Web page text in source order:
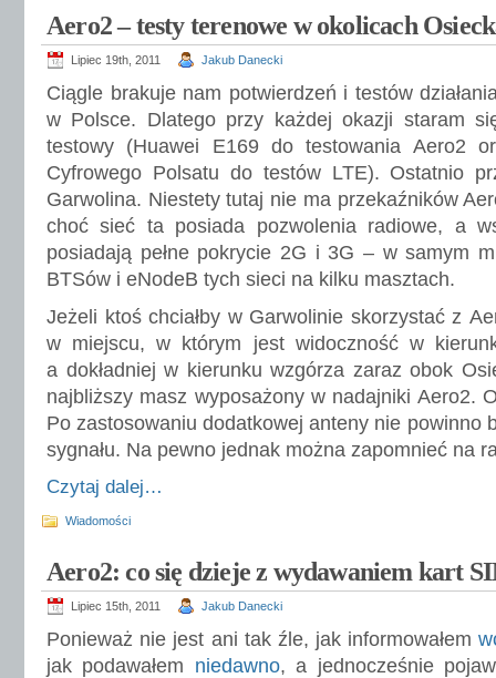
Aero2 – testy terenowe w okolicach
Lipiec 19th, 2011 Jakub Danecki
Ciągle brakuje nam potwierdzeń i testów
w Polsce. Dlatego przy każdej okazji staram
testowy (Huawei E169 do testowania Aero2
Cyfrowego Polsatu do testów LTE). Ostatnio
Garwolina. Niestety tutaj nie ma przekaźników
choć sieć ta posiada pozwolenia radiowe, a
posiadają pełne pokrycie 2G i 3G – w samym
BTSów i eNodeB tych sieci na kilku masztach.
Jeżeli ktoś chciałby w Garwolinie skorzystać z
w miejscu, w którym jest widoczność w
a dokładniej w kierunku wzgórza zaraz obok
najbliższy masz wyposażony w nadajniki Aero2.
Po zastosowaniu dodatkowej anteny nie powinno
sygnału. Na pewno jednak można zapomnieć na
Czytaj dalej…
Wiadomości
Aero2: co się dzieje z wydawaniem kart
Lipiec 15th, 2011 Jakub Danecki
Ponieważ nie jest ani tak źle, jak informowałem
jak podawałem niedawno, a jednocześnie